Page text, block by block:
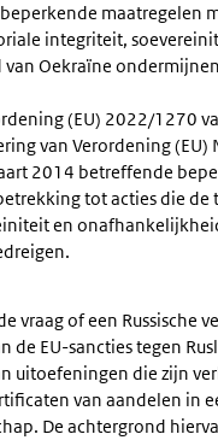
maatregelen
integriteit,
Oekraïne
(EU) 2022/1270
van Verordening (EU)
2014 betreffende
tot acties die de
en
vraag of een Russische
de EU-sancties tegen
uitoefeningen die zijn
van aandelen in
De achtergrond